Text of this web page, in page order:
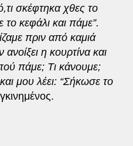
σκέφτηκα χθες το
κεφάλι και πάμε”.
πριν από καμιά
ανοίξει η κουρτίνα και
πάμε; Τι κάνουμε;
μου λέει: “Σήκωσε το